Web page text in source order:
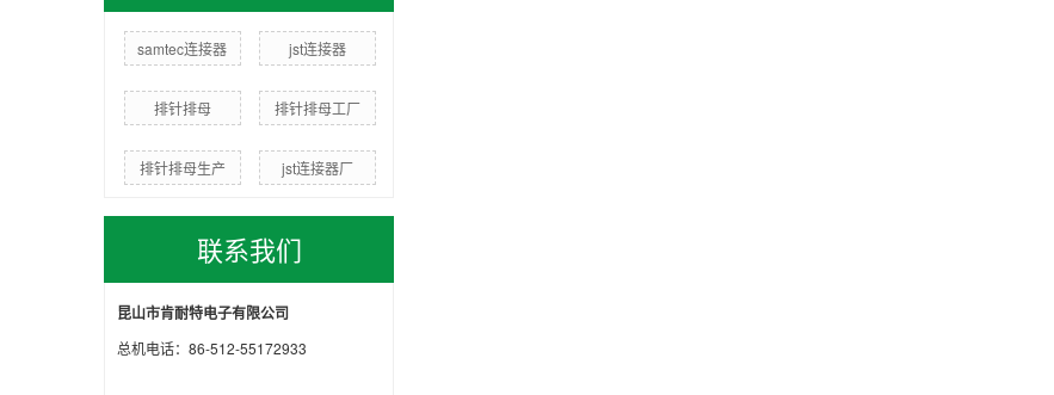
samtec连接器 jst连接器
排针排母 排针排母工厂
排针排母生产 jst连接器厂
联系我们
昆山市肯耐特电子有限公司
总机电话：86-512-55172933